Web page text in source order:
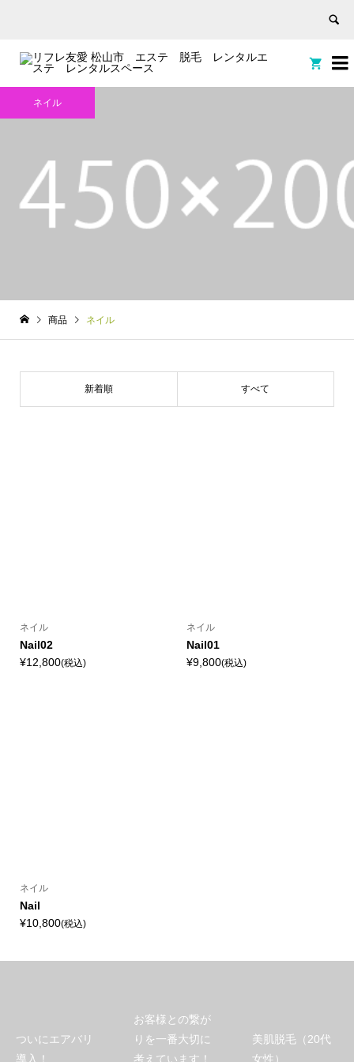

ネイル
商品 ネイル
新着順 すべて
ネイル
Nail02
¥12,800(税込)
ネイル
Nail01
¥9,800(税込)
ネイル
Nail
¥10,800(税込)
ついにエアバリ
導入！
お客様との繋が
りを一番大切に
考えています！
美肌脱毛（20代
女性）